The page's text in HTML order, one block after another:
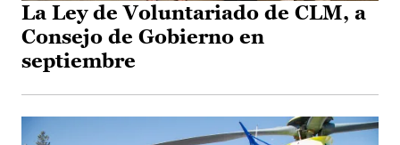
La Ley de Voluntariado de CLM, a
Consejo de Gobierno en
septiembre